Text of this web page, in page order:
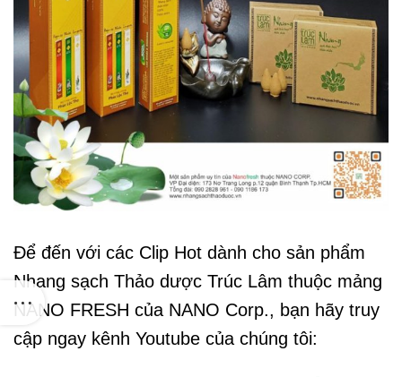
Để đến với các Clip Hot dành cho sản phẩm
Nhang sạch Thảo dược Trúc Lâm thuộc mảng
NANO FRESH của NANO Corp., bạn hãy truy
cập ngay kênh Youtube của chúng tôi: